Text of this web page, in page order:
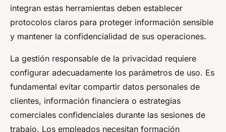
integran estas herramientas deben establecer
protocolos claros para proteger información sensible
y mantener la confidencialidad de sus operaciones.
La gestión responsable de la privacidad requiere
configurar adecuadamente los parámetros de uso. Es
fundamental evitar compartir datos personales de
clientes, información financiera o estrategias
comerciales confidenciales durante las sesiones de
trabajo. Los empleados necesitan formación